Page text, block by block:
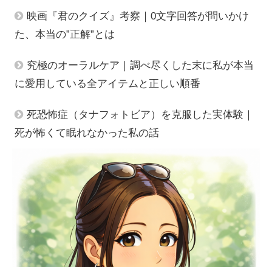
映画『君のクイズ』考察｜0文字回答が問いかけ
た、本当の”正解”とは
究極のオーラルケア｜調べ尽くした末に私が本当
に愛用している全アイテムと正しい順番
死恐怖症（タナフォトビア）を克服した実体験｜
死が怖くて眠れなかった私の話